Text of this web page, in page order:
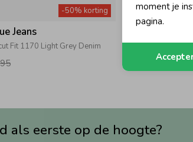
-50% korting
Jeans
Fit 1170 Light Grey Denim
32,95
als eerste op de hoogte?
moment je
pagina.